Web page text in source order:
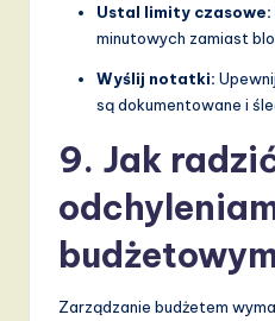
Ustal limity czasowe:
minutowych zamiast
Wyślij notatki:
są dokumentowane i
9. Jak
Zarządzanie budżetem